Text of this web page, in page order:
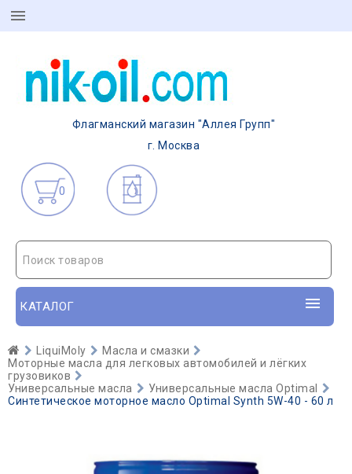
Флагманский магазин "Аллея Групп"
г. Москва
0
Поиск товаров
КАТАЛОГ
LiquiMoly
Масла и смазки
Моторные масла для легковых автомобилей и лёгких
грузовиков
Универсальные масла
Универсальные масла Optimal
Синтетическое моторное масло Optimal Synth 5W-40 - 60 л